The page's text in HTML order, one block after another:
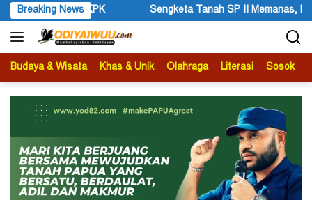
Langsung
ke
konten
Breaking News
II Memanas, Pengadilan Negeri Timika Tegaskan Eksekusi Bukan
Budaya & Wisata Khas & Unik Olahraga Literasi Sosok